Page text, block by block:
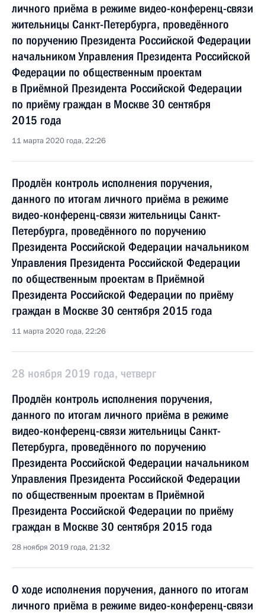
личного приёма в режиме видео-конференц-связи
жительницы Санкт-Петербурга, проведённого
по поручению Президента Российской Федерации
начальником Управления Президента Российской
Федерации по общественным проектам
в Приёмной Президента Российской Федерации
по приёму граждан в Москве 30 сентября
2015 года
11 марта 2020 года, 22:26
Продлён контроль исполнения поручения,
данного по итогам личного приёма в режиме
видео-конференц-связи жительницы Санкт-
Петербурга, проведённого по поручению
Президента Российской Федерации начальником
Управления Президента Российской Федерации
по общественным проектам в Приёмной
Президента Российской Федерации по приёму
граждан в Москве 30 сентября 2015 года
11 марта 2020 года, 22:26
28 ноября 2019 года, четверг
Продлён контроль исполнения поручения,
данного по итогам личного приёма в режиме
видео-конференц-связи жительницы Санкт-
Петербурга, проведённого по поручению
Президента Российской Федерации начальником
Управления Президента Российской Федерации
по общественным проектам в Приёмной
Президента Российской Федерации по приёму
граждан в Москве 30 сентября 2015 года
28 ноября 2019 года, 21:32
О ходе исполнения поручения, данного по итогам
личного приёма в режиме видео-конференц-связи